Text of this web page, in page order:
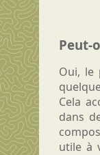
Peut-
Oui, le
Cela
dans
utile à